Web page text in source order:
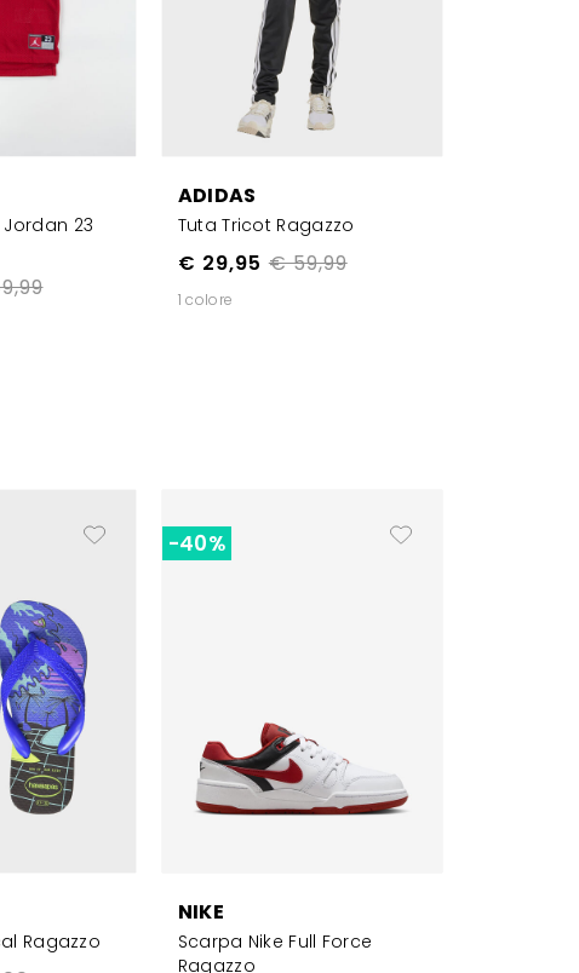
23
ADIDAS
Tuta Tricot Ragazzo
€ 59,99
€ 29,95
1 colore
Ragazzo
NIKE
Scarpa Nike Full Force
Ragazzo
-40%